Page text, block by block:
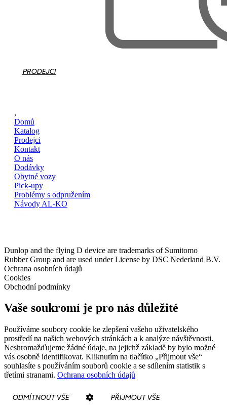
PRODEJCI
,
Domů
Katalog
Prodejci
Kontakt
O nás
Dodávky
Obytné vozy
Pick-upy
Problémy s odpružením
Návody AL-KO
Dunlop and the flying D device are trademarks of Sumitomo
Rubber Group and are used under License by DSC Nederland B.V.
Ochrana osobních údajů
Cookies
Obchodní podmínky
Vaše soukromí je pro nás důležité
Používáme soubory cookie ke zlepšení vašeho uživatelského
prostředí na našich webových stránkách a k analýze návštěvnosti.
Neshromažďujeme žádné údaje, na jejichž základě by bylo možné
vás osobně identifikovat. Kliknutím na tlačítko „Přijmout vše“
souhlasíte s používáním souborů cookie a se sdílením statistik s
třetími stranami. Ochrana osobních údajů
ODMÍTNOUT VŠE PŘIJMOUT VŠE